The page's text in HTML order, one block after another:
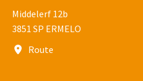
Middelerf 12b
3851 SP ERMELO
Route